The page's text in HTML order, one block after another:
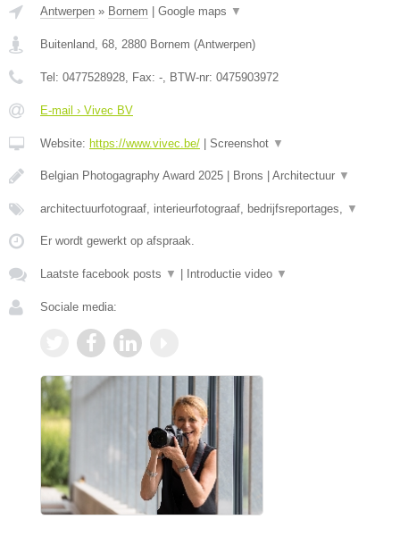
Antwerpen » Bornem | Google maps ▼
Buitenland, 68 2880 Bornem (Antwerpen)
Tel: 0477528928 , Fax: - , BTW-nr: 0475903972
E-mail › Vivec BV
Website: https://www.vivec.be/ | Screenshot ▼
Belgian Photogagraphy Award 2025 | Brons | Architectuur ▼
architectuurfotograaf, interieurfotograaf, bedrijfsreportages, ▼
Er wordt gewerkt op afspraak.
Laatste facebook posts ▼ | Introductie video ▼
Sociale media: